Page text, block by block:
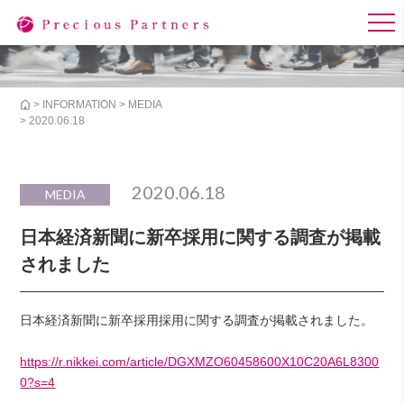
> INFORMATION > MEDIA
> 2020.06.18
MEDIA 2020.06.18
日本経済新聞に新卒採用に関する調査が掲載
されました
日本経済新聞に新卒採用採用に関する調査が掲載されました。
https://r.nikkei.com/article/DGXMZO60458600X10C20A6L8300
0?s=4